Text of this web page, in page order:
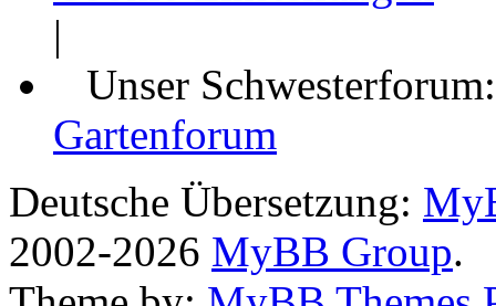
|
Unser
Gartenforum
Deutsche Übersetzung:
2002-2026 MyBB Group.